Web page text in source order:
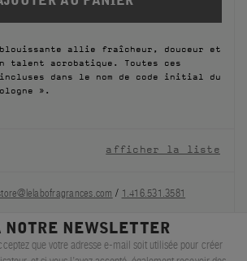
allie fraîcheur, douceur et
talent acrobatique. Toutes ces
dans le nom de code initial du
».
afficher la liste
/ 1.416.531.3581
NOTRE NEWSLETTER
que votre adresse e-mail soit utilisée pour créer